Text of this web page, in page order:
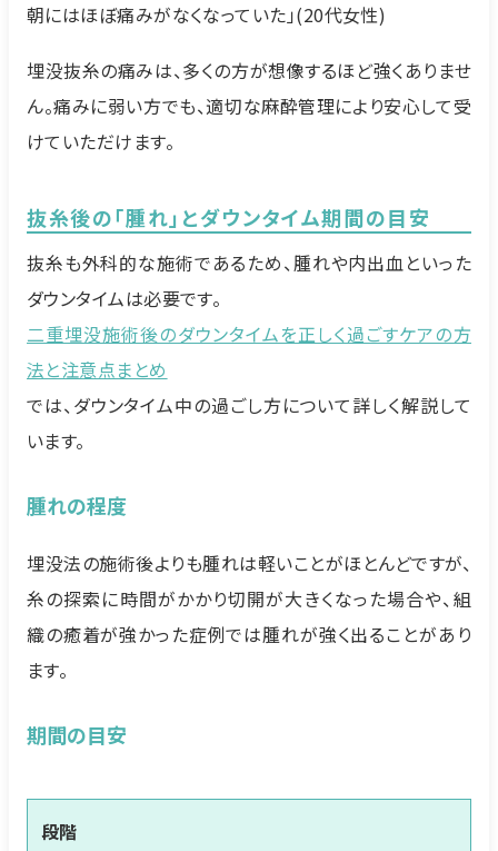
朝にはほぼ痛みがなくなっていた」(20代女性)
埋没抜糸の痛みは、多くの方が想像するほど強くありませ
ん。痛みに弱い方でも、適切な麻酔管理により安心して受
けていただけます。
抜糸後の「腫れ」とダウンタイム期間の目安
抜糸も外科的な施術であるため、腫れや内出血といった
ダウンタイムは必要です。
二重埋没施術後のダウンタイムを正しく過ごすケアの方
法と注意点まとめ
では、ダウンタイム中の過ごし方について詳しく解説して
います。
腫れの程度
埋没法の施術後よりも腫れは軽いことがほとんどですが、
糸の探索に時間がかかり切開が大きくなった場合や、組
織の癒着が強かった症例では腫れが強く出ることがあり
ます。
期間の目安
段階